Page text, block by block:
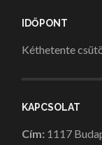
IDŐPONT
Kéthetente
KAPCSOLAT
Cím: 1117